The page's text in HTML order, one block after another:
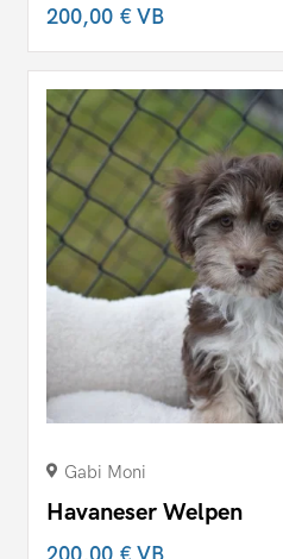
200,00 €VB
Gabi Moni
Havaneser Welpen